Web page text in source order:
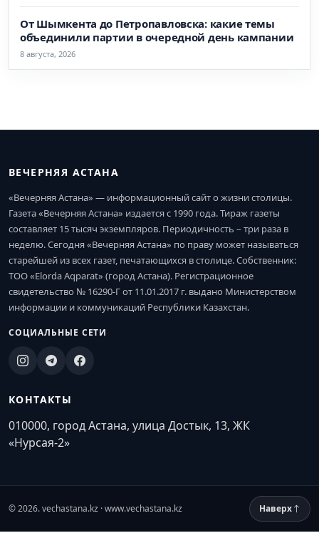
От Шымкента до Петропавловска: какие темы
объединили партии в очередной день кампании
8 августа, 2026
ВЕЧЕРНЯЯ АСТАНА
«Вечерняя Астана» — информационный сайт о жизни столицы.
Газета «Вечерняя Астана» издается с 1990 года. Тираж газеты
составляет 15 тысяч экземпляров. Периодичность – три раза в
неделю. Сегодня «Вечерняя Астана» по праву может называться
старейшей из всех газет, печатающихся в столице. Собственник:
ТОО «Elorda Aqparat» (город Астана). Регистрационное
свидетельство № 16290-Г от 11.01.2017 г. выдано Министерством
информации и коммуникаций Республики Казахстан.
СОЦИАЛЬНЫЕ СЕТИ
КОНТАКТЫ
010000, город Астана, улица Достык, 13, ЖК
«Нурсая-2»
© 2026. vechastana.kz · www.vechastana.kz Наверх